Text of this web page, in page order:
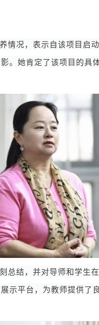
情况，表示自该项目启
。她肯定了该项目的具
总结，并对导师和学生
示平台，为教师提供了